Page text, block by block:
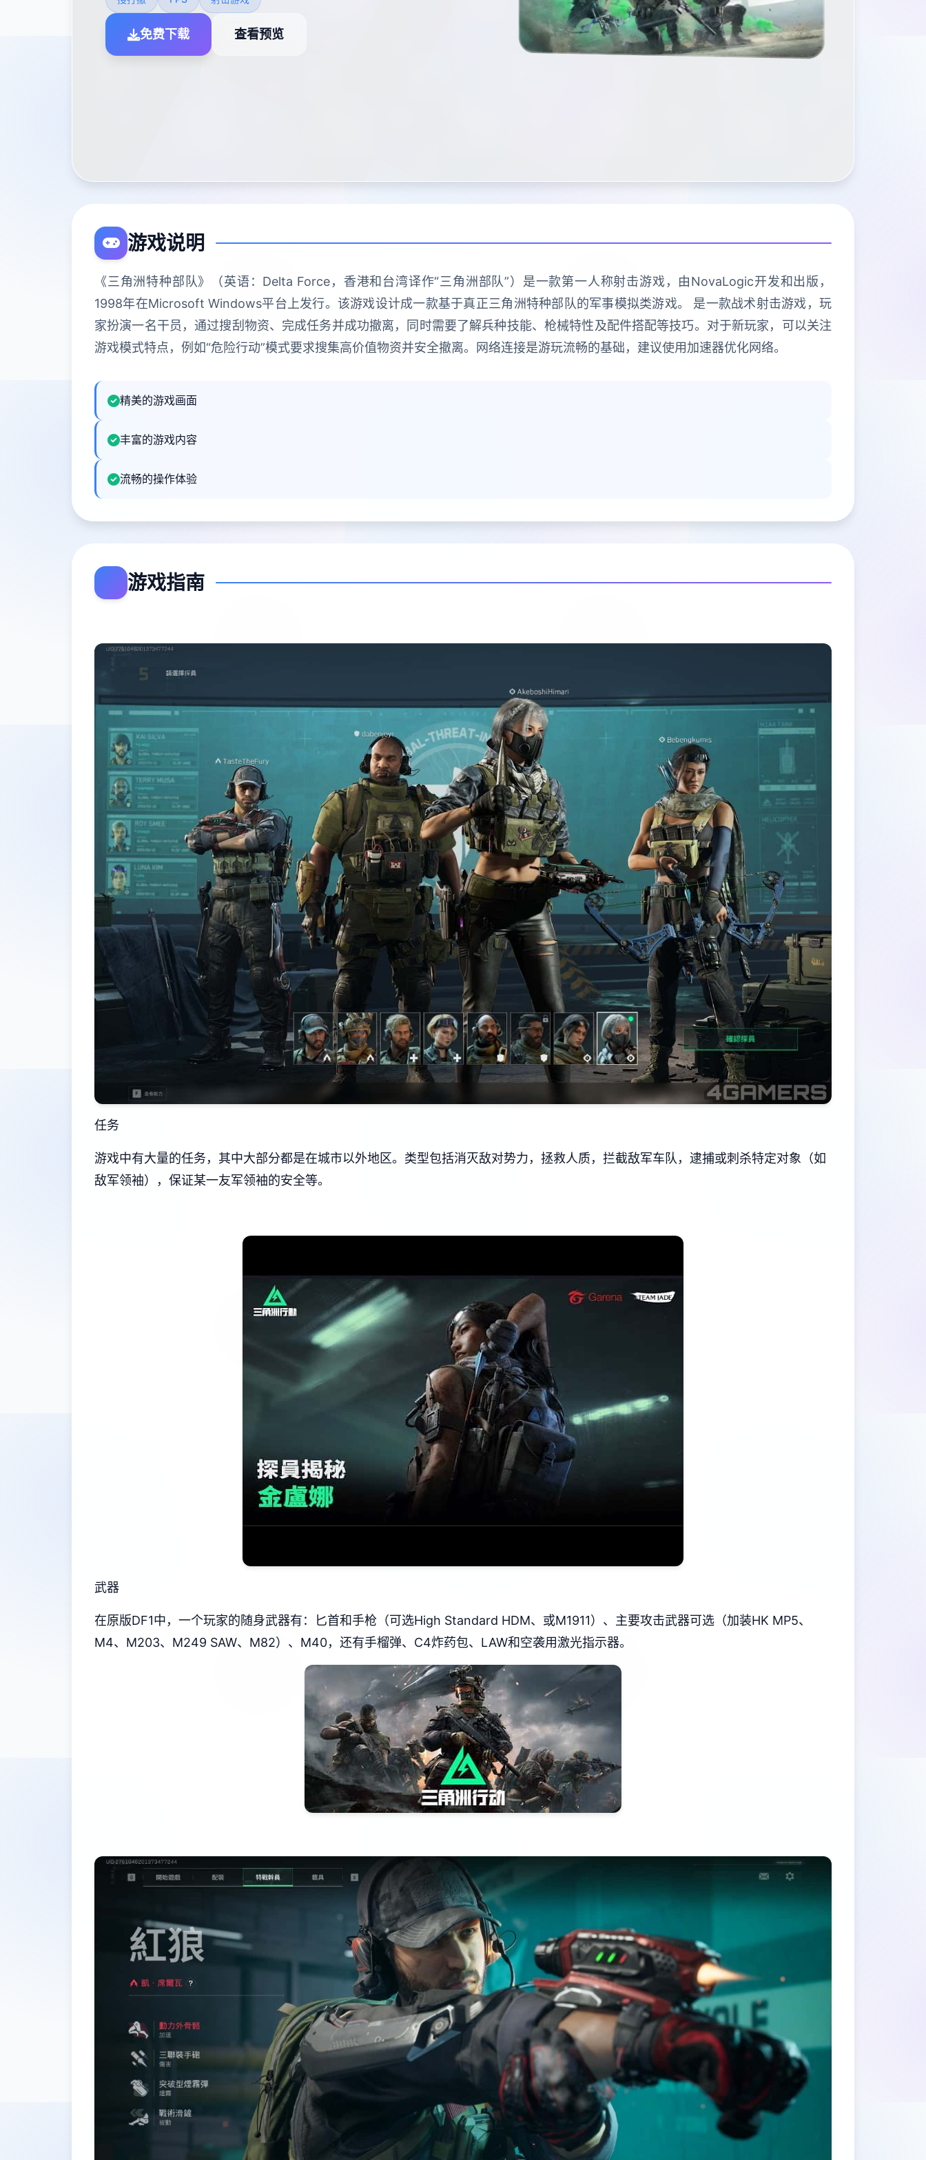
免费下载 查看预览
游戏说明
《三角洲特种部队》（英语：Delta Force，香港和台湾译作“三角洲部队”）是一款第一人称射击游戏，由NovaLogic开发和出版，
1998年在Microsoft Windows平台上发行。该游戏设计成一款基于真正三角洲特种部队的军事模拟类游戏。 是一款战术射击游戏，玩
家扮演一名干员，通过搜刮物资、完成任务并成功撤离，同时需要了解兵种技能、枪械特性及配件搭配等技巧。对于新玩家，可以关注
游戏模式特点，例如“危险行动”模式要求搜集高价值物资并安全撤离。网络连接是游玩流畅的基础，建议使用加速器优化网络。
精美的游戏画面
丰富的游戏内容
流畅的操作体验
游戏指南
任务
游戏中有大量的任务，其中大部分都是在城市以外地区。类型包括消灭敌对势力，拯救人质，拦截敌军车队，逮捕或刺杀特定对象（如
敌军领袖），保证某一友军领袖的安全等。
武器
在原版DF1中，一个玩家的随身武器有：匕首和手枪（可选High Standard HDM、或M1911）、主要攻击武器可选（加装HK MP5、
M4、M203、M249 SAW、M82）、M40，还有手榴弹、C4炸药包、LAW和空袭用激光指示器。